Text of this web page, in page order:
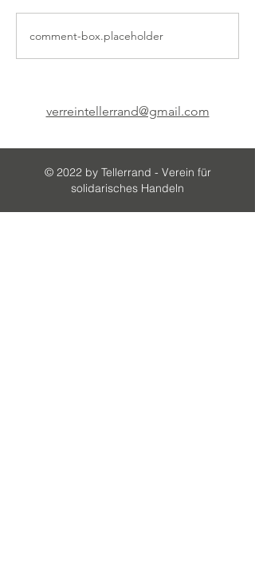
comment-box.placeholder
verreintellerrand@gmail.com
© 2022 by Tellerrand - Verein für
solidarisches Handeln